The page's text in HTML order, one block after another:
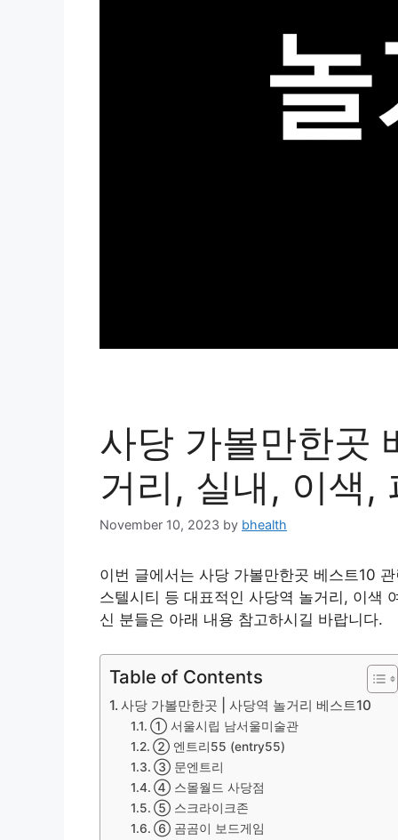
사당 가볼만한곳
거리, 실내, 이색,
November 10, 2023 by bhealth
이번 글에서는 사당 가볼만한곳 베스트10
스텔시티 등 대표적인 사당역 놀거리, 이색
신 분들은 아래 내용 참고하시길 바랍니다.
Table of Contents
사당 가볼만한곳 | 사당역 놀거리 베스트10
① 서울시립 남서울미술관
② 엔트리55 (entry55)
③ 문엔트리
④ 스몰월드 사당점
⑤ 스크라이크존
⑥ 곰곰이 보드게임